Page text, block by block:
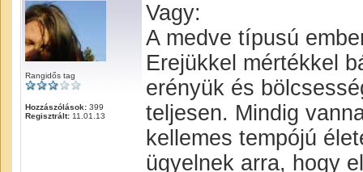
Rangidős tag
Hozzászólások: 399
Regisztrált: 11.01.13
Vagy:
A medve típusú
Erejükkel mértékkel
erényük és
teljesen. Mindig
kellemes tempójú
ügyelnek arra, hogy